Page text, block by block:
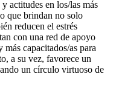
actitudes en los/las más
que brindan no solo
reducen el estrés
con una red de apoyo
más capacitados/as para
a su vez, favorece un
un círculo virtuoso de